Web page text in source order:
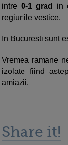
intre 0-1 grad in
regiunile vestice.
In Bucuresti sunt
Vremea ramane
izolate fiind
amiazii.
Share it!